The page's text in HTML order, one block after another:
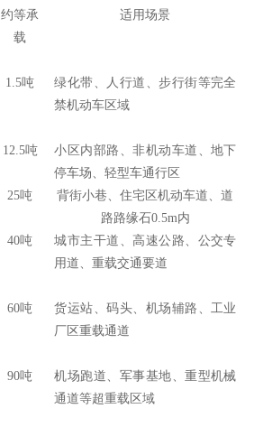
约等承
载
适用场景
1.5吨
绿化带、人行道、步行街等完全
禁机动车区域
12.5吨
小区内部路、非机动车道、地下
停车场、轻型车通行区
25吨
背街小巷、住宅区机动车道、道
路路缘石0.5m内
40吨
城市主干道、高速公路、公交专
用道、重载交通要道
60吨
货运站、码头、机场辅路、工业
厂区重载通道
90吨
机场跑道、军事基地、重型机械
通道等超重载区域